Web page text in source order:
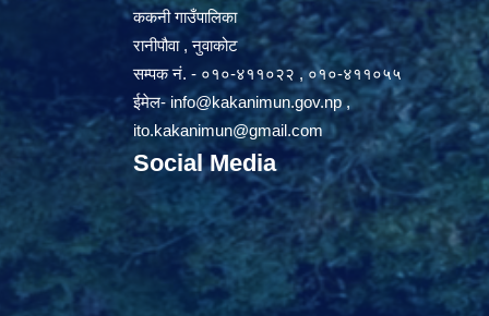
ककनी गाउँपालिका
रानीपौवा , नुवाकोट
सम्पक नं. - ०१०-४११०२२ , ०१०-४११०५५
ईमेल- info@kakanimun.gov.np,
ito.kakanimun@gmail.com
Social Media